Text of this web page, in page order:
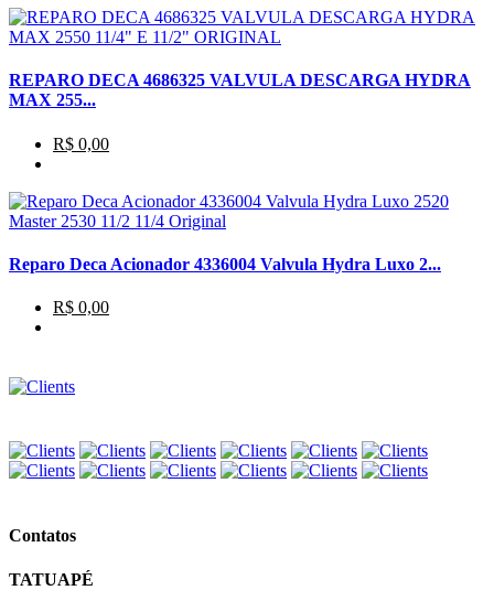
REPARO DECA 4686325 VALVULA DESCARGA HYDRA
MAX 255...
R$ 0,00
Reparo Deca Acionador 4336004 Valvula Hydra Luxo 2...
R$ 0,00
Contatos
TATUAPÉ